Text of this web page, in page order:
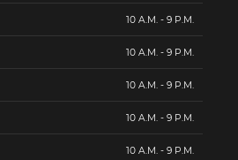
10 A.M. - 9 P.M.
10 A.M. - 9 P.M.
10 A.M. - 9 P.M.
10 A.M. - 9 P.M.
10 A.M. - 9 P.M.